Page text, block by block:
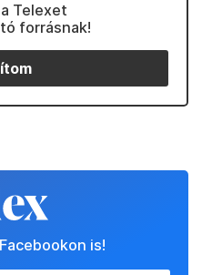
Telexet
forrásnak!
is!